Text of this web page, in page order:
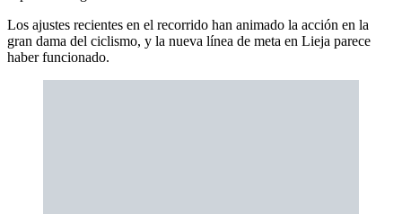
Los ajustes recientes en el recorrido han animado la acción en la
gran dama del ciclismo, y la nueva línea de meta en Lieja parece
haber funcionado.